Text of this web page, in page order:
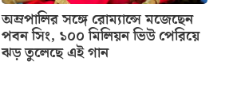
অম্রপালির সঙ্গে রোম্যান্সে মজেছেন
পবন সিং, ১০০ মিলিয়ন ভিউ পেরিয়ে
ঝড় তুলেছে এই গান